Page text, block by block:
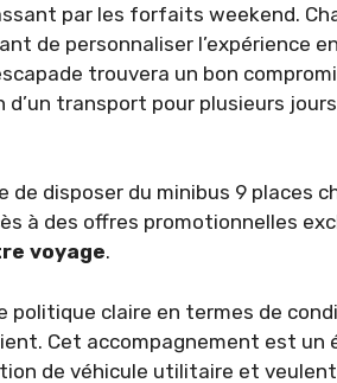
par les forfaits weekend.
de personnaliser l’expérience
trouvera un bon
d’un transport pour plusieurs
de disposer du minibus 9 places
à des offres promotionnelles
voyage.
politique claire en termes de
Cet accompagnement est un
de véhicule utilitaire et veulent